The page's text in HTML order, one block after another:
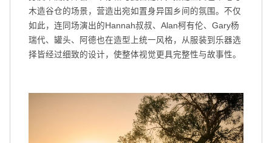
木造谷仓的场景，营造出宛如置身异国乡间的氛围。不仅
如此，连同场演出的Hannah叔叔、Alan柯有伦、Gary杨
瑞代、罐头、阿德也在造型上统一风格，从服装到乐器选
择皆经过细致的设计，使整体视觉更具完整性与故事性。